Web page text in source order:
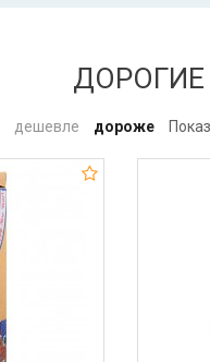
дешевле дороже